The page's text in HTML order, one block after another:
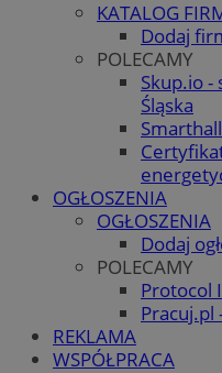
KATALOG
Dodaj
POLECAMY
Skup.io -
Śląska
OGŁOSZENIA
OGŁOSZENIA
Dodaj
POLECAMY
Protocol
Pracuj.pl
REKLAMA
WSPÓŁPRACA